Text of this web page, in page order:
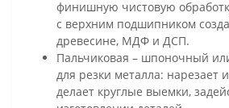
финишную чистовую
с верхним подшипником
древесине, МДФ и ДСП.
Пальчиковая – шпоночный
для резки металла: нарезает
делает круглые выемки,